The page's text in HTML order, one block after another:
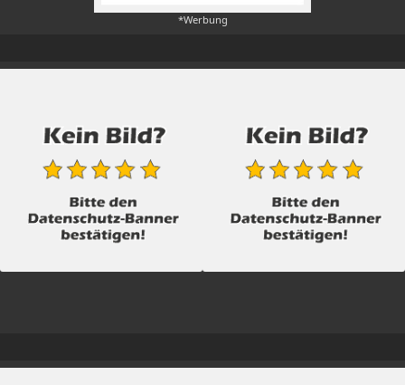
*Werbung